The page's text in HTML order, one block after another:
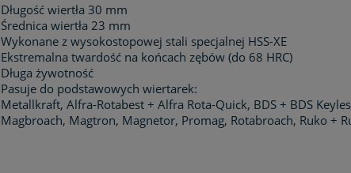
Długość wiertła 30 mm
Średnica wiertła 23 mm
Wykonane z wysokostopowej stali specjalnej HSS-XE
Ekstremalna twardość na końcach zębów (do 68 HRC)
Długa żywotność
Pasuje do podstawowych wiertarek:
Metallkraft, Alfra-Rotabest + Alfra Rota-Quick, BDS + BDS
Magbroach, Magtron, Magnetor, Promag, Rotabroach, Ruko +